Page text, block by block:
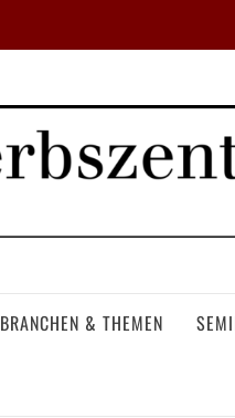
BRANCHEN & THEMEN